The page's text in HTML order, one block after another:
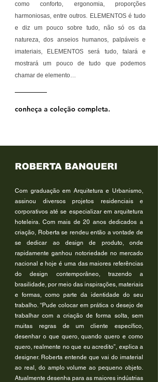
como conforto, ergonomia, proporções
harmoniosas, entre outros. ELEMENTOS é tudo
e diz um pouco sobre tudo, não só os da
natureza, dos anseios humanos, palpáveis e
imateriais, ELEMENTOS será tudo, falará e
mostrará um pouco de tudo que podemos
chamar de elemento…
conheça a coleção completa.
ROBERTA BANQUERI
Com graduação em Arquitetura e Urbanismo,
assinou diversos projetos residenciais e
corporativos até se especializar em arquitetura
hoteleira. Com mais de 20 anos dedicados a
criação, Roberta se rendeu então a vontade de
se dedicar ao design de produto, onde
rapidamente ganhou notoriedade no mercado
nacional e hoje é uma das maiores referências
do design contemporâneo, trazendo a
brasilidade, por meio das inspirações, materiais
e formas, como parte da identidade do seu
trabalho. “Pude colocar em prática o desejo de
trabalhar com a criação de forma solta, sem
muitas regras de um cliente específico,
desenhar o que quero, quando quero e como
quero, realmente no que eu acredito”, explica a
designer. Roberta entende que vai do imaterial
ao real, do amplo volume ao pequeno objeto.
Atualmente desenha para as maiores indústrias